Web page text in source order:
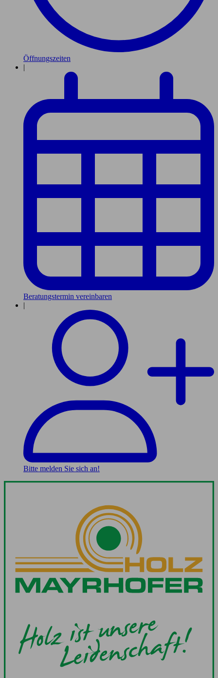
Öffnungszeiten
|
Beratungstermin vereinbaren
|
Bitte melden Sie sich an!